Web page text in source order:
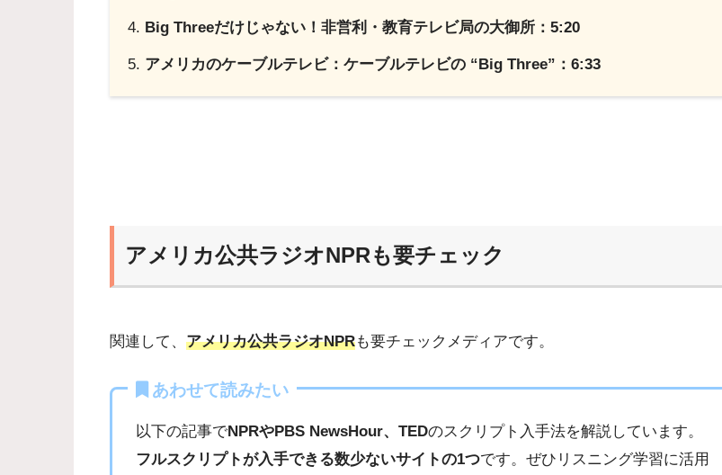
Big Threeだけじゃない！非営利・教育テレビ局の大御所：5:20
アメリカのケーブルテレビ：ケーブルテレビの “Big Three”：6:33
アメリカ公共ラジオNPRも要チェック
関連して、 アメリカ公共ラジオNPRも要チェックメディアです。
あわせて読みたい
以下の記事でNPRやPBS NewsHour、TEDのスクリプト入手法を解説しています。
フルスクリプトが入手できる数少ないサイトの1つです。ぜひリスニング学習に活用